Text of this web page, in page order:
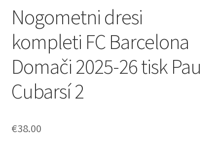
Nogometni dresi
kompleti FC Barcelona
Domači 2025-26 tisk Pau
Cubarsí 2
€38.00